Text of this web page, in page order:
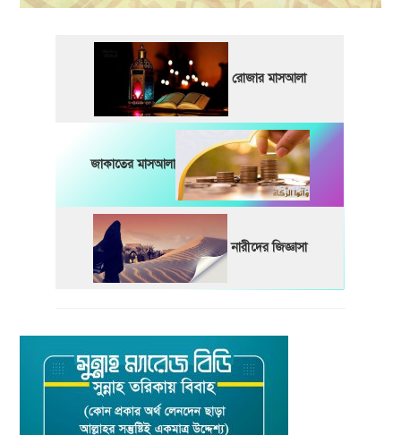
রোজার মাসআলা
জাকাতের মাসআলা
নারীদের জিজ্ঞাসা